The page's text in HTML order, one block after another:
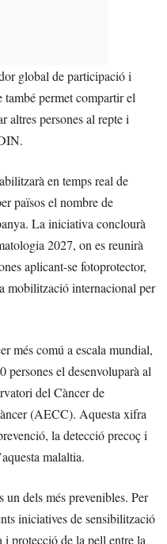
global de participació i
també permet compartir el
altres persones al repte i
en temps real de
països el nombre de
La iniciativa conclourà
2027, on es reunirà
aplicant-se fotoprotector,
mobilització internacional per
més comú a escala mundial,
persones el desenvoluparà al
del Càncer de
(AECC). Aquesta xifra
la detecció precoç i
malaltia.
un dels més prevenibles. Per
iniciatives de sensibilització
i protecció de la pell entre la